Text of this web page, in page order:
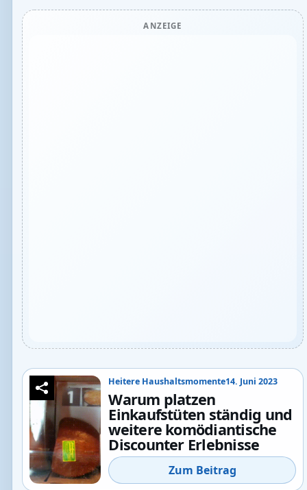
ANZEIGE
Heitere Haushaltsmomente14. Juni 2023
Warum platzen
Einkaufstüten ständig und
weitere komödiantische
Discounter Erlebnisse
Zum Beitrag